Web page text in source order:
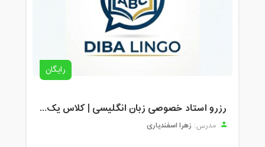
رایگان
رزرو استاد خصوصی زبان انگلیسی | کلاس یک‌نفره با زهرا اسفندیاری + مشاوره رایگان
مدرس: زهرا اسفندیاری